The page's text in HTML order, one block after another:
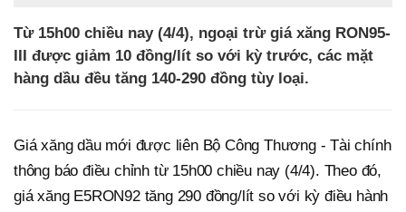
Từ 15h00 chiều nay (4/4), ngoại trừ giá xăng RON95-
III được giảm 10 đồng/lít so với kỳ trước, các mặt
hàng dầu đều tăng 140-290 đồng tùy loại.
Giá xăng dầu mới được liên Bộ Công Thương - Tài chính
thông báo điều chỉnh từ 15h00 chiều nay (4/4). Theo đó,
giá xăng E5RON92 tăng 290 đồng/lít so với kỳ điều hành